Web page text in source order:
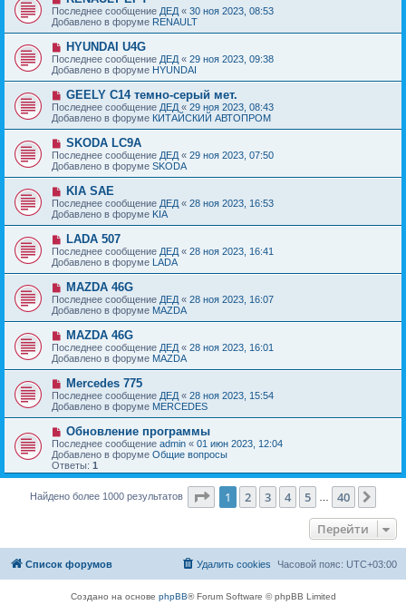
е
н
и
е
с
о
о
б
щ
е
н
и
е
о
в
о
е
с
о
о
б
щ
е
н
и
е
Последнее сообщение ДЕД « 30 ноя 2023, 08:53
Добавлено в форуме RENAULT
Н
о
в
о
с
о
о
б
щ
е
н
и
е
HYUNDAI U4G
Последнее сообщение ДЕД « 29 ноя 2023, 09:38
Добавлено в форуме HYUNDAI
Н
о
в
о
е
с
о
о
б
щ
е
н
и
е
GEELY C14 темно-серый мет.
Последнее сообщение ДЕД « 29 ноя 2023, 08:43
Добавлено в форуме КИТАЙСКИЙ АВТОПРОМ
Н
о
в
о
е
с
о
о
б
е
н
и
е
SKODA LC9A
Последнее сообщение ДЕД « 29 ноя 2023, 07:50
Добавлено в форуме SKODA
Н
о
в
о
е
с
о
о
б
щ
е
н
и
е
KIA SAE
Последнее сообщение ДЕД « 28 ноя 2023, 16:53
Добавлено в форуме KIA
Н
о
в
о
е
с
о
о
б
щ
е
н
и
е
LADA 507
Последнее сообщение ДЕД « 28 ноя 2023, 16:41
Добавлено в форуме LADA
Н
о
в
о
е
с
о
о
б
щ
е
н
и
е
MAZDA 46G
Последнее сообщение ДЕД « 28 ноя 2023, 16:07
Добавлено в форуме MAZDA
Н
о
в
о
е
с
о
о
б
щ
е
н
и
е
MAZDA 46G
Последнее сообщение ДЕД « 28 ноя 2023, 16:01
Добавлено в форуме MAZDA
Н
о
в
о
с
о
о
б
щ
н
Mercedes 775
Последнее сообщение ДЕД « 28 ноя 2023, 15:54
Добавлено в форуме MERCEDES
Н
о
в
о
е
о
н
е
Обновление программы
Последнее сообщение admin « 01 июн 2023, 12:04
Добавлено в форуме Общие вопросы
Ответы: 1
Найдено более 1000 результатов Страница из 40
1 2 3 4 5 40
Перейти
Список форумов Часовой пояс: UTC+03:00
Удалить cookies
Создано на основе phpBB® Forum Software © phpBB Limited